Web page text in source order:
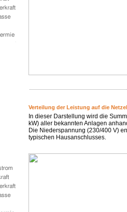
Verteilung der Leistung auf die
In dieser Darstellung wird die
kW) aller bekannten Anlagen
Die Niederspannung (230/400 V)
typischen Hausanschlusses.